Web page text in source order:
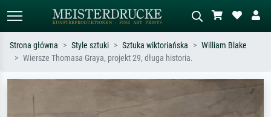
impresjonizm, fala Hokusaia, akt.
Opisz scenę – np. zielona łąka,
abstrakcja z czerwienią, ciemny olej,
Strona główna Style sztuki Sztuka wiktoriańska
William Blake
Wiersze Thomasa Graya, projekt 29, długa historia.